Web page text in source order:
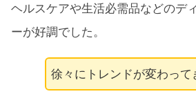
ヘルスケアや生活必需品などのデ
ーが好調でした。
徐々にトレンドが変わって